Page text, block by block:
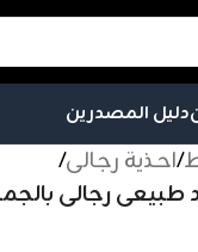
دليل المصدرين
/احذية رجالى/